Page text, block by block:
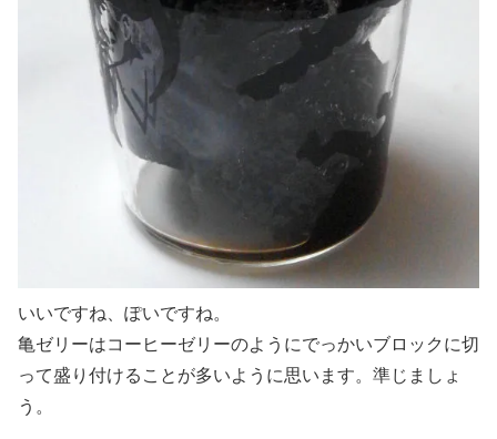
いいですね、ぽいですね。
亀ゼリーはコーヒーゼリーのようにでっかいブロックに切
って盛り付けることが多いように思います。準じましょ
う。